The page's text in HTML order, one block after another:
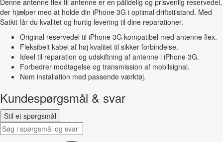
der hjælper med at holde din iPhone 3G i optimal driftstilstand. Med
Satkit får du kvalitet og hurtig levering til dine reparationer.
Original reservedel til iPhone 3G kompatibel med antenne flex.
Fleksibelt kabel af høj kvalitet til sikker forbindelse.
Ideel til reparation og udskiftning af antenne i iPhone 3G.
Forbedrer modtagelse og transmission af mobilsignal.
Nem installation med passende værktøj.
Kundespørgsmål & svar
Stil et spørgsmål